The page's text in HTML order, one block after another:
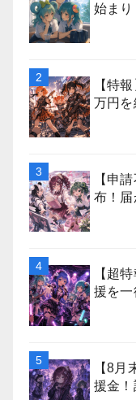
始まり
【特
万円を
【申
布！
【超
援を
【8
援金！